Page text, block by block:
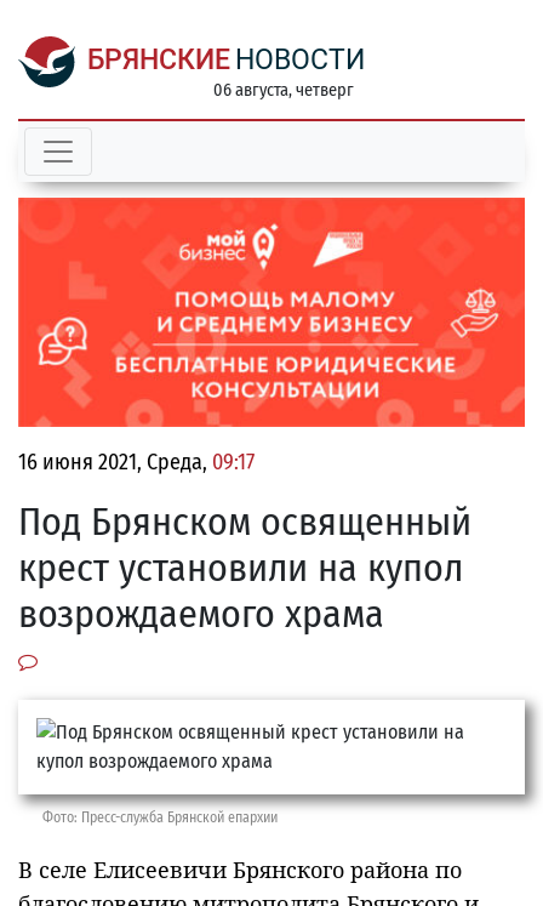
БРЯНСКИЕ НОВОСТИ
06 августа, четверг
16 июня 2021, Среда, 09:17
Под Брянском освященный
крест установили на купол
возрождаемого храма
Фото: Пресс-служба Брянской епархии
В селе Елисеевичи Брянского района по